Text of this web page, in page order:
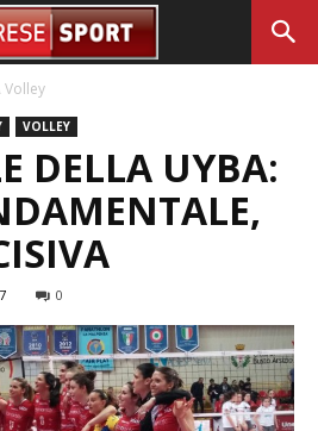
Volley
VOLLEY
DELLA UYBA:
0